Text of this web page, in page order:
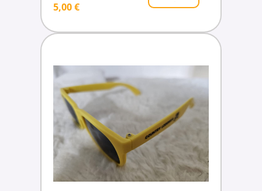
5,00 €